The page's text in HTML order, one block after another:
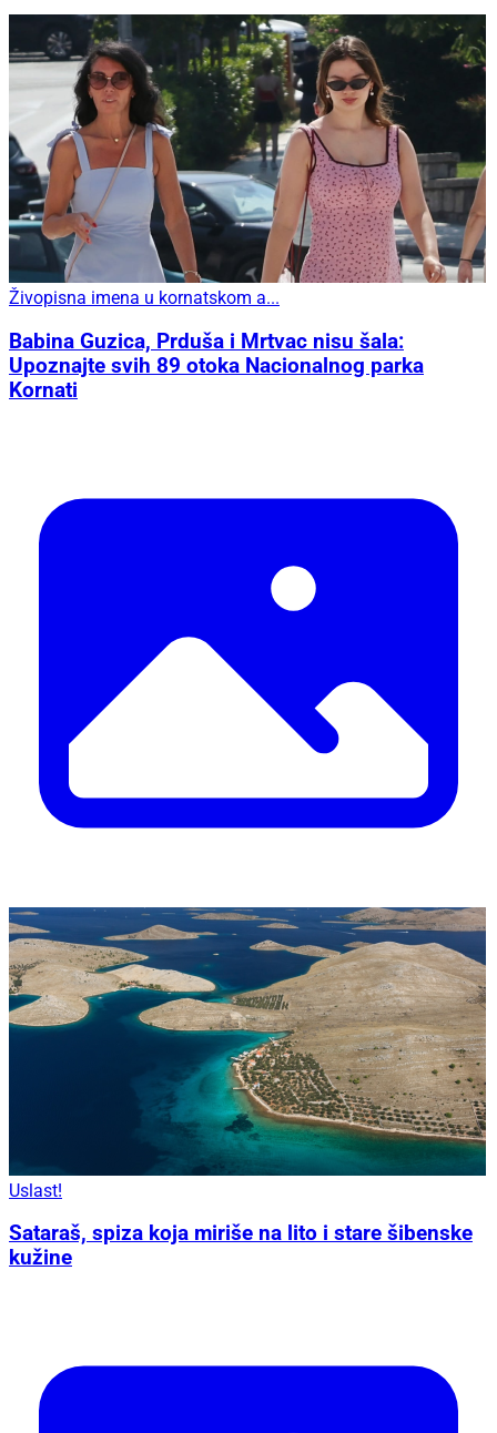
Živopisna imena u kornatskom a...
Babina Guzica, Prduša i Mrtvac nisu šala:
Upoznajte svih 89 otoka Nacionalnog parka
Kornati
Uslast!
Sataraš, spiza koja miriše na lito i stare šibenske
kužine